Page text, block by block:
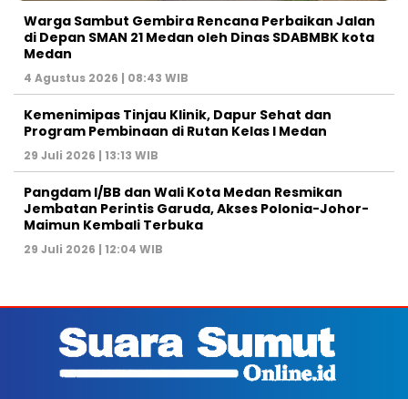
Warga Sambut Gembira Rencana Perbaikan Jalan
di Depan SMAN 21 Medan oleh Dinas SDABMBK kota
Medan
4 Agustus 2026 | 08:43 WIB
Kemenimipas Tinjau Klinik, Dapur Sehat dan
Program Pembinaan di Rutan Kelas I Medan
29 Juli 2026 | 13:13 WIB
Pangdam I/BB dan Wali Kota Medan Resmikan
Jembatan Perintis Garuda, Akses Polonia-Johor-
Maimun Kembali Terbuka
29 Juli 2026 | 12:04 WIB